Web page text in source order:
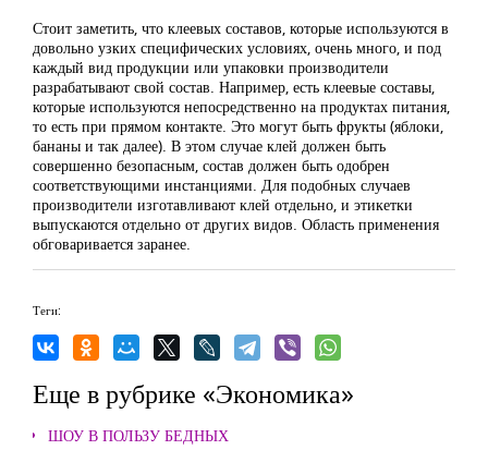
Стоит заметить, что клеевых составов, которые используются в
довольно узких специфических условиях, очень много, и под
каждый вид продукции или упаковки производители
разрабатывают свой состав. Например, есть клеевые составы,
которые используются непосредственно на продуктах питания,
то есть при прямом контакте. Это могут быть фрукты (яблоки,
бананы и так далее). В этом случае клей должен быть
совершенно безопасным, состав должен быть одобрен
соответствующими инстанциями. Для подобных случаев
производители изготавливают клей отдельно, и этикетки
выпускаются отдельно от других видов. Область применения
обговаривается заранее.
Теги:
Еще в рубрике «Экономика»
ШОУ В ПОЛЬЗУ БЕДНЫХ